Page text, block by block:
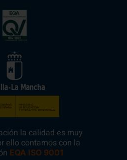
la calidad es muy
ello contamos con la
EQA ISO 9001